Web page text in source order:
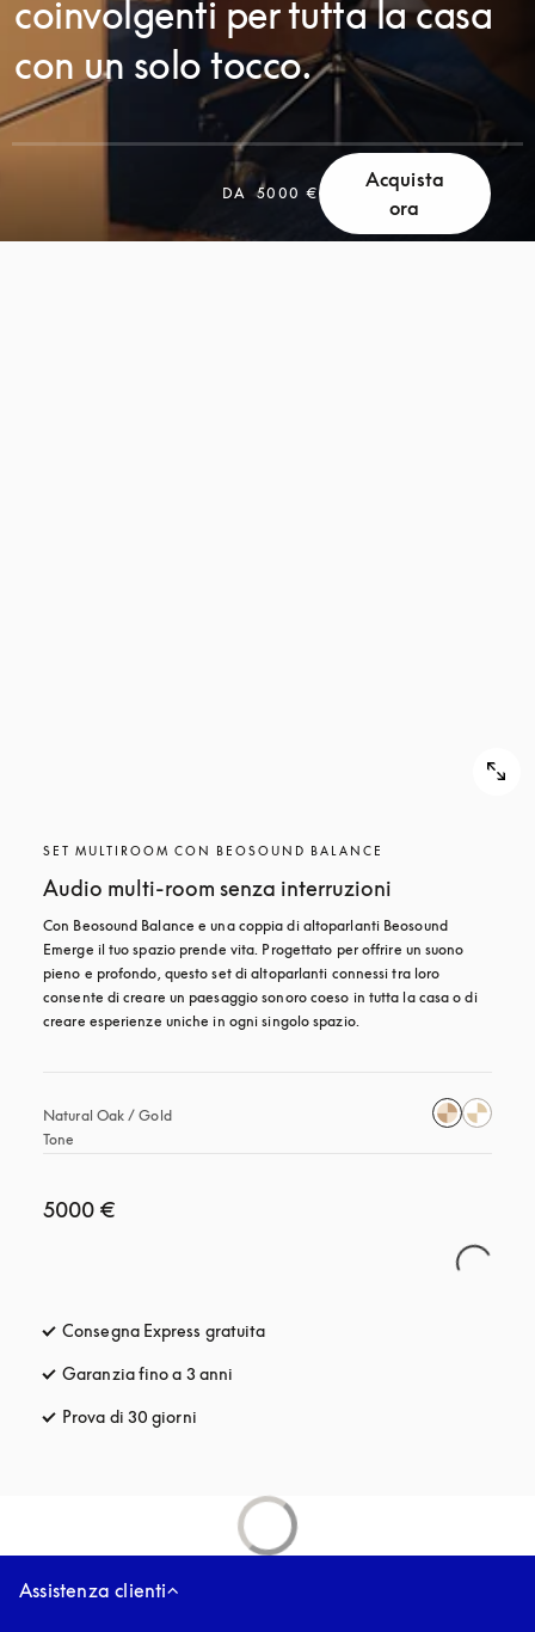
coinvolgenti per tutta la casa
con un solo tocco.
DA 5000 €
Acquista
ora
SET MULTIROOM CON BEOSOUND BALANCE
Audio multi-room senza interruzioni
Con Beosound Balance e una coppia di altoparlanti Beosound
Emerge il tuo spazio prende vita. Progettato per offrire un suono
pieno e profondo, questo set di altoparlanti connessi tra loro
consente di creare un paesaggio sonoro coeso in tutta la casa o di
creare esperienze uniche in ogni singolo spazio.
Natural Oak / Gold
Tone
5000 €
Consegna Express gratuita
Garanzia fino a 3 anni
Prova di 30 giorni
Assistenza clienti